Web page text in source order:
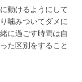
動けるようにして
噛みついてダメに
に過ごす時間は自
た区別をすること